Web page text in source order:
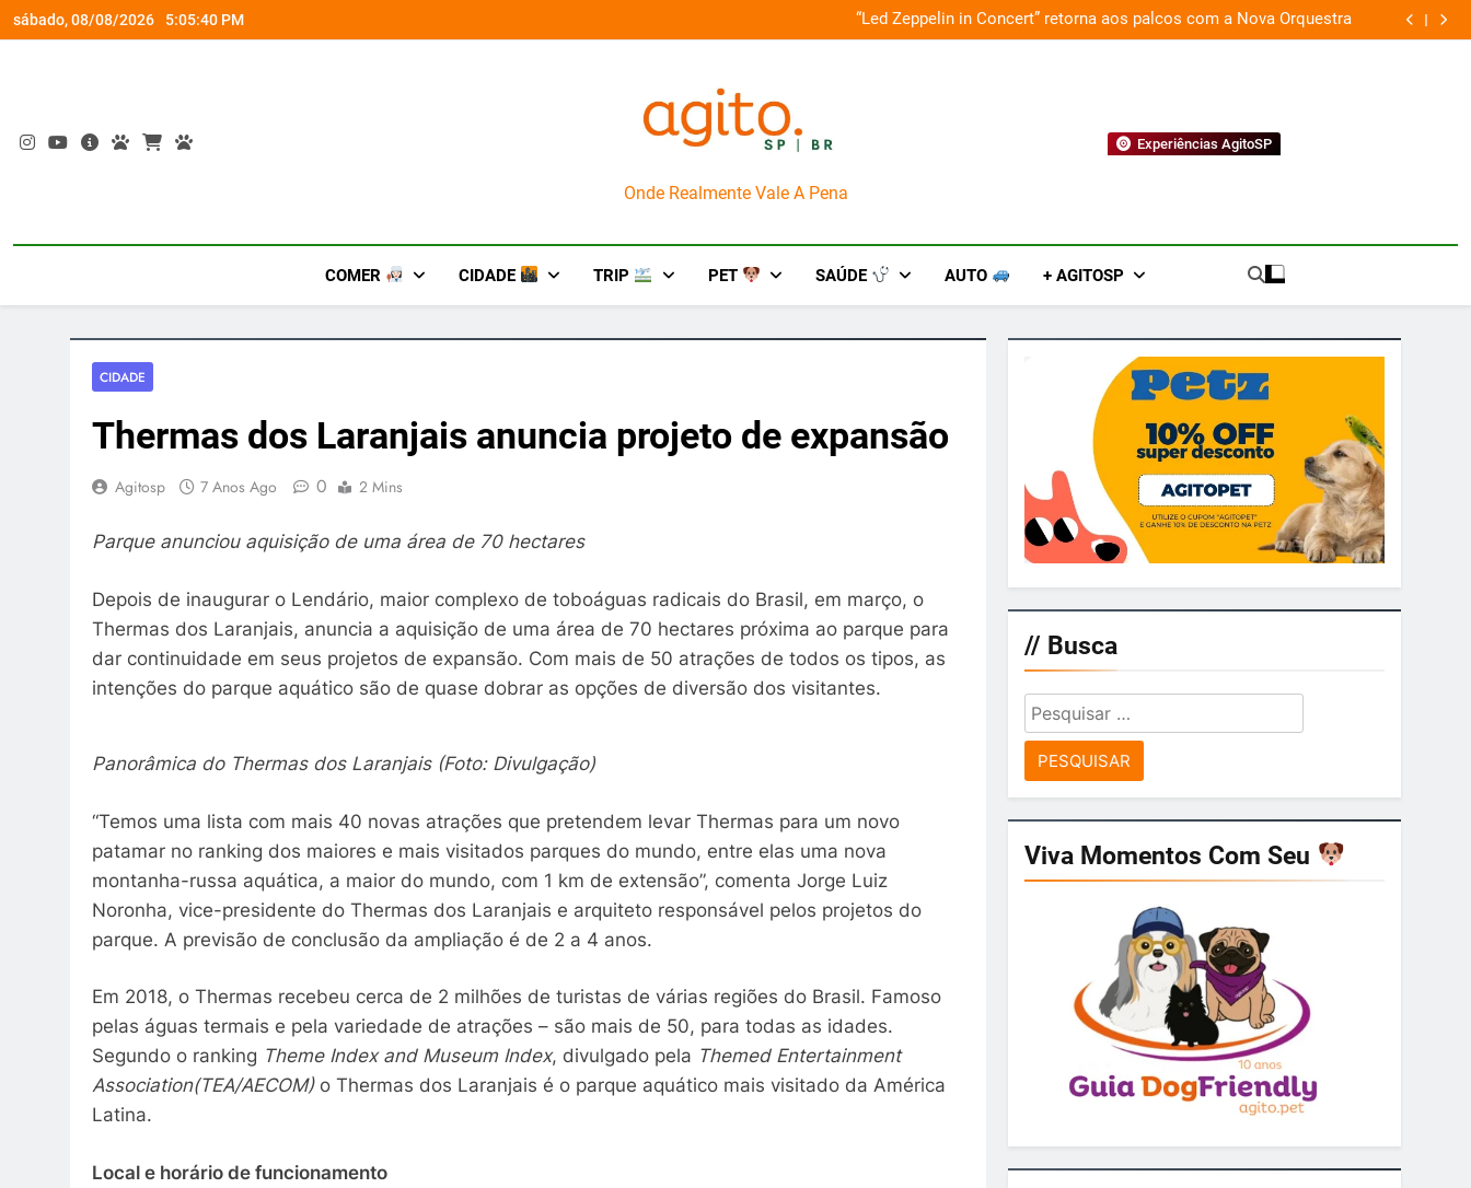
Skip
to
sábado, 08/08/2026 5:05:40 PM
ao diabetes “Led Zeppelin in Concert” retorna aos palcos com a Nova Orquestra Cobasi
AgitoSP
Onde Realmente Vale A Pena
Experiências AgitoSP
COMER CIDADE TRIP PET SAÚDE AUTO + AGITOSP
CIDADE
Thermas dos Laranjais anuncia projeto de expansão
Agitosp 7 Anos Ago 0 2 Mins
Parque anunciou aquisição de uma área de 70 hectares
Depois de inaugurar o Lendário, maior complexo de toboáguas radicais do Brasil, em março, o
Thermas dos Laranjais, anuncia a aquisição de uma área de 70 hectares próxima ao parque para
dar continuidade em seus projetos de expansão. Com mais de 50 atrações de todos os tipos, as
intenções do parque aquático são de quase dobrar as opções de diversão dos visitantes.
Panorâmica do Thermas dos Laranjais (Foto: Divulgação)
“Temos uma lista com mais 40 novas atrações que pretendem levar Thermas para um novo
patamar no ranking dos maiores e mais visitados parques do mundo, entre elas uma nova
montanha-russa aquática, a maior do mundo, com 1 km de extensão”, comenta Jorge Luiz
Noronha, vice-presidente do Thermas dos Laranjais e arquiteto responsável pelos projetos do
parque. A previsão de conclusão da ampliação é de 2 a 4 anos.
Em 2018, o Thermas recebeu cerca de 2 milhões de turistas de várias regiões do Brasil. Famoso
pelas águas termais e pela variedade de atrações – são mais de 50, para todas as idades.
Segundo o ranking Theme Index and Museum Index, divulgado pela Themed Entertainment
Association(TEA/AECOM)o Thermas dos Laranjais é o parque aquático mais visitado da América
Latina.
Local e horário de funcionamento
// Busca
Pesquisar
por:
Viva Momentos Com Seu